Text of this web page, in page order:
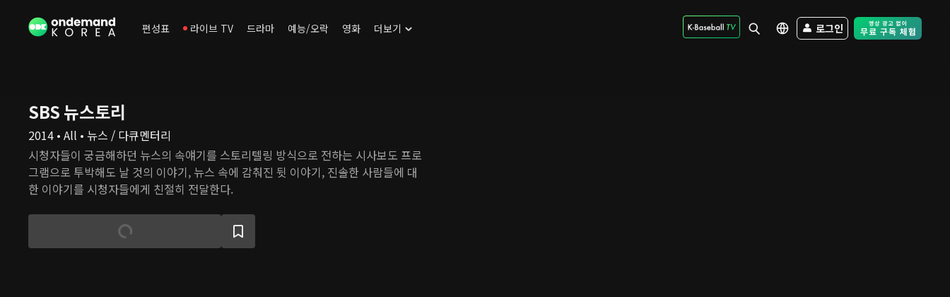
편성표 라이브 TV 드라마 예능/오락 영화 더보기 로그인 Free Trial -
SBS 뉴스토리
2014 • All • 뉴스 / 다큐멘터리
시청자들이 궁금해하던 뉴스의 속얘기를 스토리텔링 방식으로 전하는 시사보도 프로
그램으로 투박해도 날 것의 이야기, 뉴스 속에 감춰진 뒷 이야기, 진솔한 사람들에 대
한 이야기를 시청자들에게 친절히 전달한다.